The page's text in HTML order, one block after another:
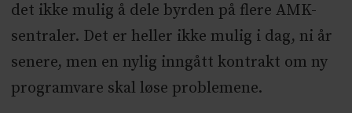
det ikke mulig å dele byrden på flere AMK-
sentraler. Det er heller ikke mulig i dag, ni år
senere, men en nylig inngått kontrakt om ny
programvare skal løse problemene.